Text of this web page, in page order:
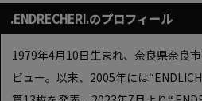
.ENDRECHERI.のプロフィール
1979年4月10日生まれ、奈良県奈良
ビュー。以来、2005年には